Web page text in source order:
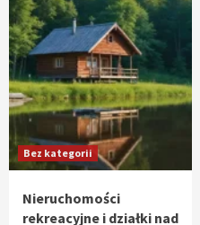
Bez kategorii
Nieruchomości
rekreacyjne i działki nad